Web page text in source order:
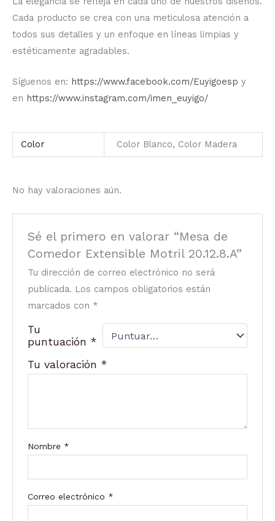
Cada producto se crea con una meticulosa atención a
todos sus detalles y un enfoque en líneas limpias y
estéticamente agradables.
Síguenos en: https://www.facebook.com/Euyigoesp y
en https://www.instagram.com/imen_euyigo/
Color Color Blanco, Color Madera
No hay valoraciones aún.
Sé el primero en valorar “Mesa de
Comedor Extensible Motril 20.12.8.A”
Tu dirección de correo electrónico no será
publicada. Los campos obligatorios están
marcados con *
Tu
puntuación *
Tu valoración *
Nombre *
Correo electrónico *